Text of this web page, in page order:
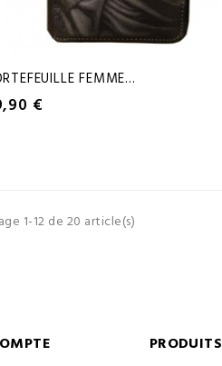
FEMME...
€
1-12 de 20 article(s)
PRODUITS